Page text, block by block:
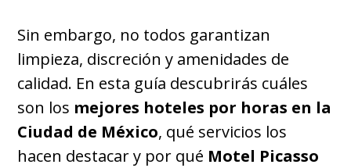
Sin embargo, no todos garantizan
limpieza, discreción y amenidades de
calidad. En esta guía descubrirás cuáles
son los mejores hoteles por horas en la
Ciudad de México, qué servicios los
hacen destacar y por qué Motel Picasso